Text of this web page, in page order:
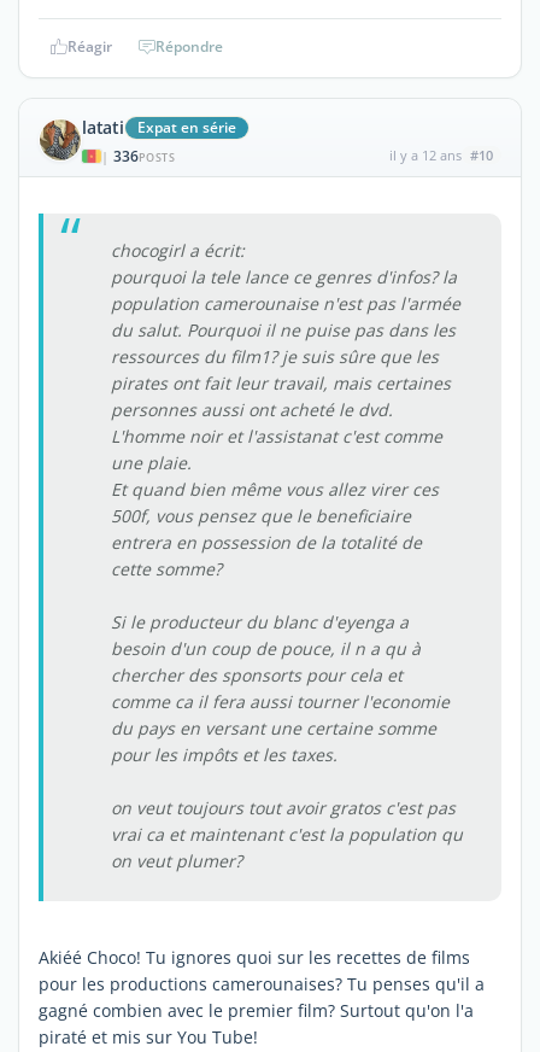
Réagir Répondre
latati Expat en série
| 336POSTS il y a 12 ans #10
chocogirl a écrit:
pourquoi la tele lance ce genres d'infos? la
population camerounaise n'est pas l'armée
du salut. Pourquoi il ne puise pas dans les
ressources du film1? je suis sûre que les
pirates ont fait leur travail, mais certaines
personnes aussi ont acheté le dvd.
L'homme noir et l'assistanat c'est comme
une plaie.
Et quand bien même vous allez virer ces
500f, vous pensez que le beneficiaire
entrera en possession de la totalité de
cette somme?
Si le producteur du blanc d'eyenga a
besoin d'un coup de pouce, il n a qu à
chercher des sponsorts pour cela et
comme ca il fera aussi tourner l'economie
du pays en versant une certaine somme
pour les impôts et les taxes.
on veut toujours tout avoir gratos c'est pas
vrai ca et maintenant c'est la population qu
on veut plumer?
Akiéé Choco! Tu ignores quoi sur les recettes de films
pour les productions camerounaises? Tu penses qu'il a
gagné combien avec le premier film? Surtout qu'on l'a
piraté et mis sur You Tube!